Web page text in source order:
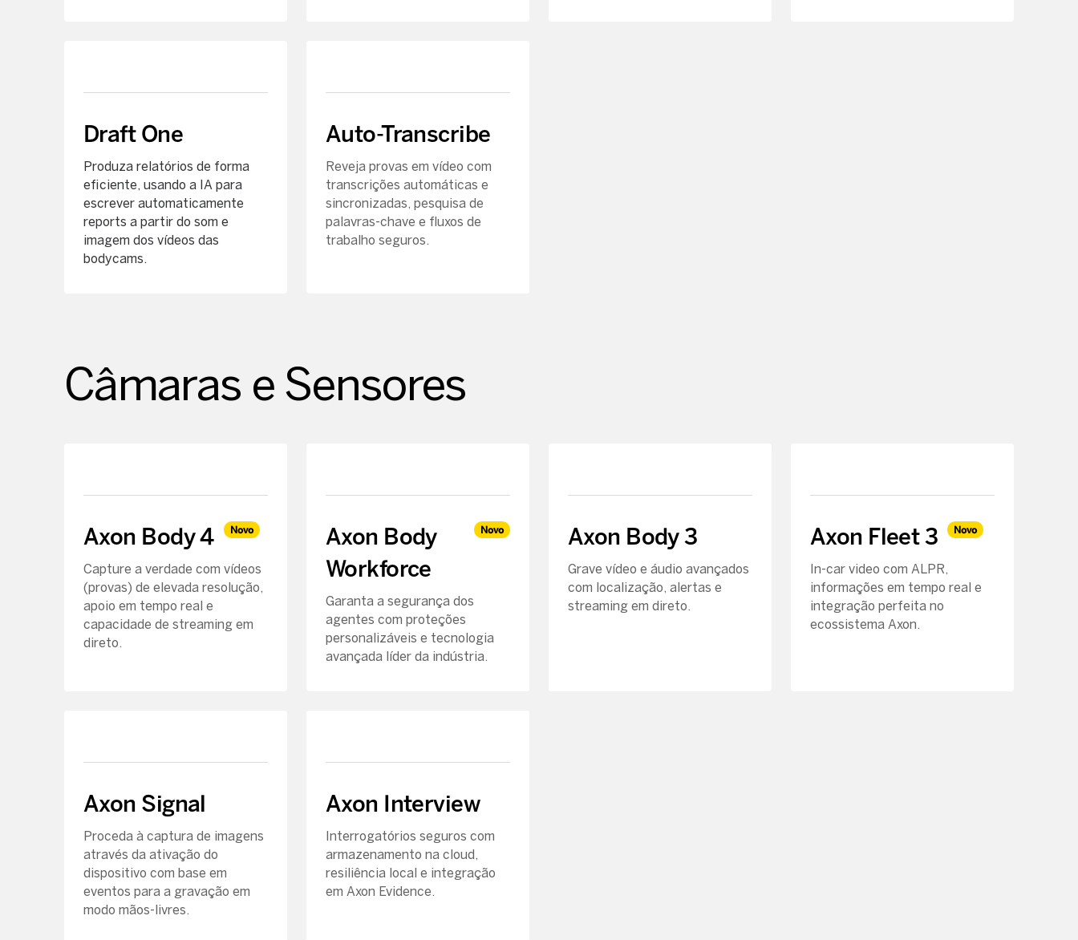
Draft One
Produza relatórios de forma
eficiente, usando a IA para
escrever automaticamente
reports a partir do som e
imagem dos vídeos das
bodycams.
Auto-Transcribe
Reveja provas em vídeo com
transcrições automáticas e
sincronizadas, pesquisa de
palavras-chave e fluxos de
trabalho seguros.
Câmaras e Sensores
Axon Body 4 Novo
Capture a verdade com vídeos
(provas) de elevada resolução,
apoio em tempo real e
capacidade de streaming em
direto.
Axon Body
Workforce
Novo
Garanta a segurança dos
agentes com proteções
personalizáveis e tecnologia
avançada líder da indústria.
Axon Body 3
Grave vídeo e áudio avançados
com localização, alertas e
streaming em direto.
Axon Fleet 3 Novo
In-car video com ALPR,
informações em tempo real e
integração perfeita no
ecossistema Axon.
Axon Signal
Proceda à captura de imagens
através da ativação do
dispositivo com base em
eventos para a gravação em
modo mãos-livres.
Axon Interview
Interrogatórios seguros com
armazenamento na cloud,
resiliência local e integração
em Axon Evidence.